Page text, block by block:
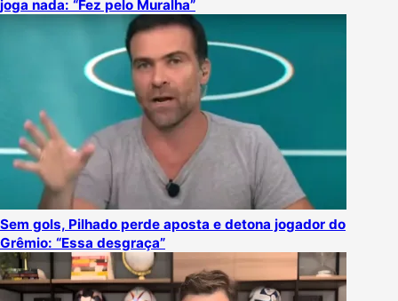
joga nada: “Fez pelo Muralha”
Sem gols, Pilhado perde aposta e detona jogador do
Grêmio: “Essa desgraça”